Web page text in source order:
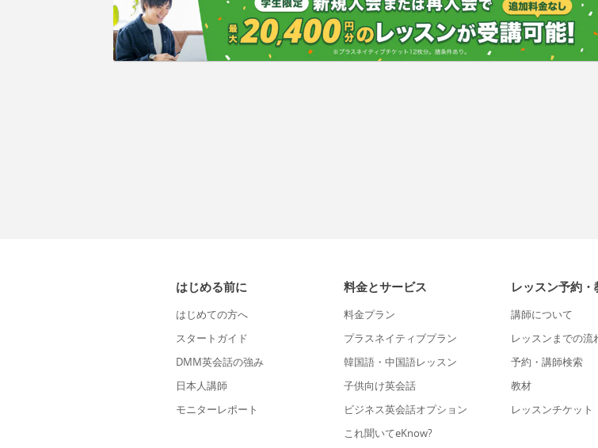
はじめる前に
はじめての方へ
スタートガイド
DMM英会話の強み
日本人講師
モニターレポート
料金とサービス
料金プラン
プラスネイティブプラン
韓国語・中国語レッスン
子供向け英会話
ビジネス英会話オプション
これ聞いてeKnow?
レッスン予約・
講師について
レッスンまでの流
予約・講師検索
教材
レッスンチケット